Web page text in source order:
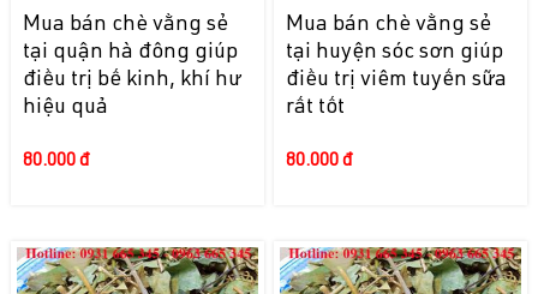
Mua bán chè vằng sẻ
tại quận hà đông giúp
điều trị bế kinh, khí hư
hiệu quả
80.000 đ
Mua bán chè vằng sẻ
tại huyện sóc sơn giúp
điều trị viêm tuyến sữa
rất tốt
80.000 đ